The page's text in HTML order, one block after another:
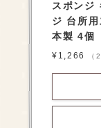
スポンジ
ジ 台所
本製 4個
¥1,266